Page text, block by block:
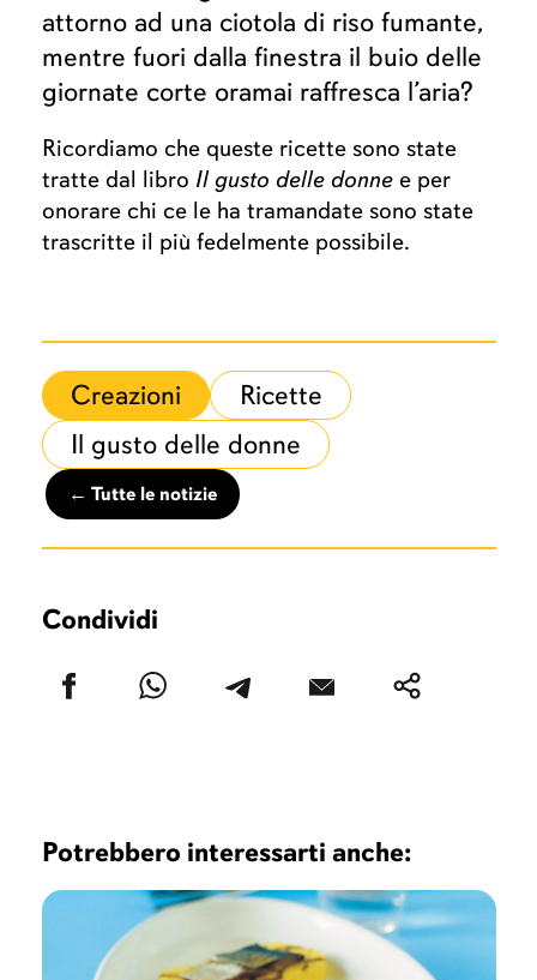
attorno ad una ciotola di riso fumante,
mentre fuori dalla finestra il buio delle
giornate corte oramai raffresca l’aria?
Ricordiamo che queste ricette sono state
tratte dal libro Il gusto delle donne e per
onorare chi ce le ha tramandate sono state
trascritte il più fedelmente possibile.
Creazioni
Ricette
Il gusto delle donne
← Tutte le notizie
Condividi
Potrebbero interessarti anche: